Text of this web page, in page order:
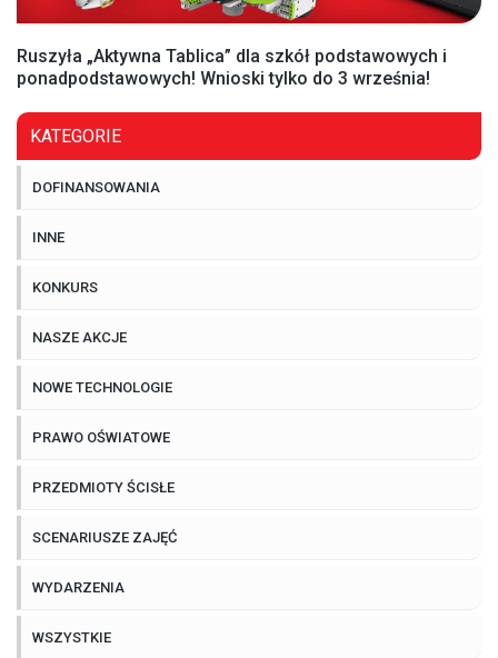
Ruszyła „Aktywna Tablica” dla szkół podstawowych i
ponadpodstawowych! Wnioski tylko do 3 września!
KATEGORIE
DOFINANSOWANIA
INNE
KONKURS
NASZE AKCJE
NOWE TECHNOLOGIE
PRAWO OŚWIATOWE
PRZEDMIOTY ŚCISŁE
SCENARIUSZE ZAJĘĆ
WYDARZENIA
WSZYSTKIE